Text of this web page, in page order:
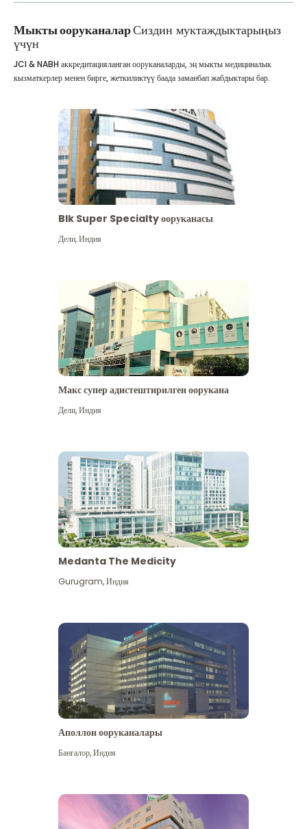
Мыкты ооруканаларСиздин муктаждыктарыңыз
үчүн
JCI & NABH аккредитацияланган ооруканаларды, эң мыкты медициналык
кызматкерлер менен бирге, жеткиликтүү баада заманбап жабдыктары бар.
Blk Super Specialty ооруканасы
Дели,Индия
Макс супер адистештирилген оорукана
Дели,Индия
Medanta The Medicity
Gurugram,Индия
Аполлон ооруканалары
Бангалор,Индия